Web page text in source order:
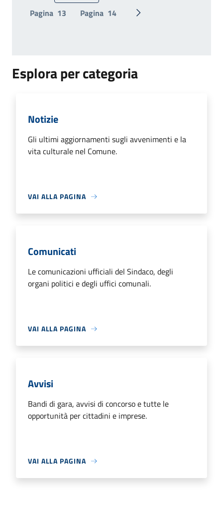
Pagina 13 Pagina 14 Pagina successiva
Esplora per categoria
Notizie
Gli ultimi aggiornamenti sugli avvenimenti e la
vita culturale nel Comune.
VAI ALLA PAGINA
Comunicati
Le comunicazioni ufficiali del Sindaco, degli
organi politici e degli uffici comunali.
VAI ALLA PAGINA
Avvisi
Bandi di gara, avvisi di concorso e tutte le
opportunità per cittadini e imprese.
VAI ALLA PAGINA